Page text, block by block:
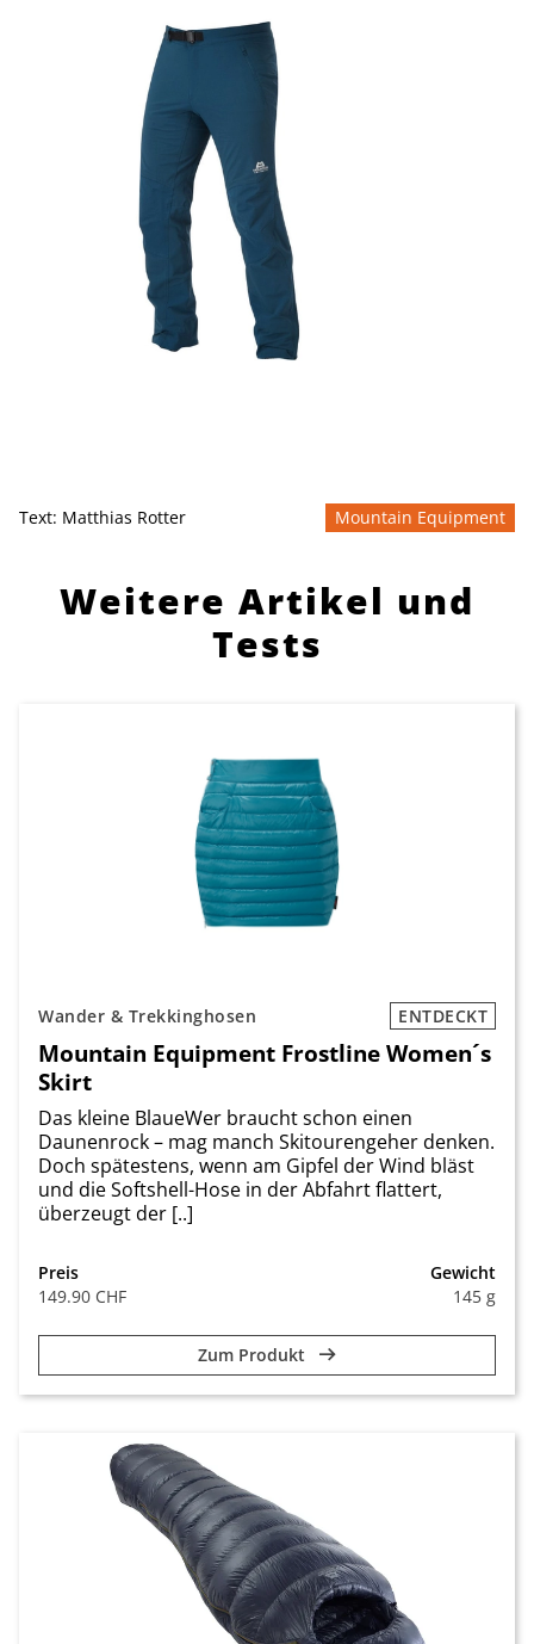
Text: Matthias Rotter Mountain Equipment
Weitere Artikel und
Tests
Wander & Trekkinghosen ENTDECKT
Mountain Equipment Frostline Women´s
Skirt
Das kleine BlaueWer braucht schon einen
Daunenrock – mag manch Skitourengeher denken.
Doch spätestens, wenn am Gipfel der Wind bläst
und die Softshell-Hose in der Abfahrt flattert,
überzeugt der [..]
Preis
149.90 CHF
Gewicht
145 g
Zum Produkt